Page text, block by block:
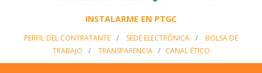
INSTALARME EN PTGC
PERFIL DEL CONTRATANTE / SEDE ELECTRÓNICA /
BOLSA DE
TRABAJO
/ TRANSPARENCIA/ CANAL ÉTICO